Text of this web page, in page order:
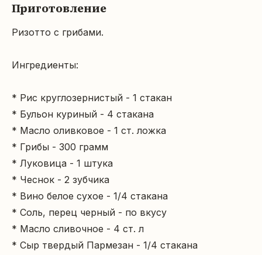
Приготовление
Ризотто с грибами.
Ингредиенты:
* Рис круглозернистый - 1 стакан
* Бульон куриный - 4 стакана
* Масло оливковое - 1 ст. ложка
* Грибы - 300 грамм
* Луковица - 1 штука
* Чеснок - 2 зубчика
* Вино белое сухое - 1/4 стакана
* Соль, перец черный - по вкусу
* Масло сливочное - 4 ст. л
* Сыр твердый Пармезан - 1/4 стакана